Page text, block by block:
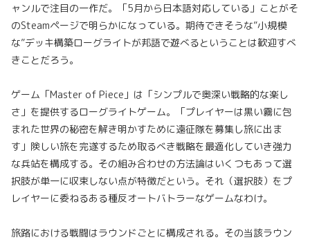
ャンルで注目の一作だ。「5月から日本語対応している」ことがそ
のSteamページで明らかになっている。期待できそうな”小規模
な”デッキ構築ローグライトが邦語で遊べるということは歓迎すべ
きことだろう。
ゲーム「Master of Piece」は「シンプルで奥深い戦略的な楽し
さ」を提供するローグライトゲーム。「プレイヤーは黒い霧に包
まれた世界の秘密を解き明かすために遠征隊を募集し旅に出ま
す」険しい旅を完遂するため取るべき戦略を最適化していき強力
な兵站を構成する。その組み合わせの方法論はいくつもあって選
択肢が単一に収束しない点が特徴だという。それ（選択肢）をプ
レイヤーに委ねるある種反オートバトラーなゲームなわけ。
旅路における戦闘はラウンドごとに構成される。その当該ラウン